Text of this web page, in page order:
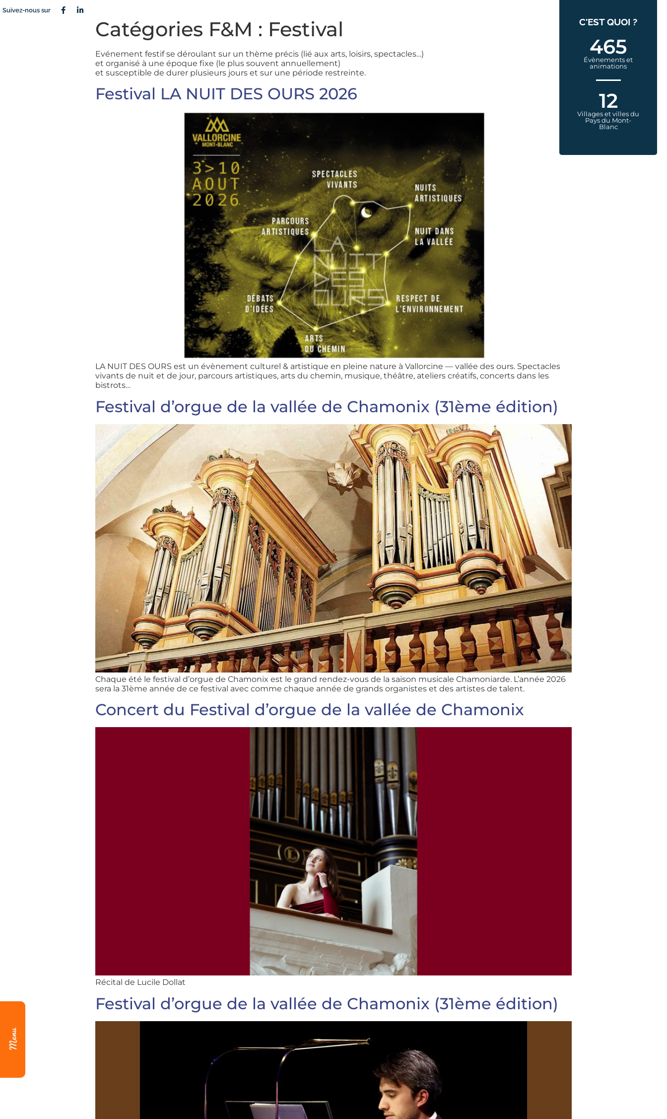
Suivez-nous sur
C'EST QUOI ?
465
Évènements et
animations
12
Villages et villes du
Pays du Mont-
Blanc
Catégories F&M : Festival
Evénement festif se déroulant sur un thème précis (lié aux arts, loisirs, spectacles…)
et organisé à une époque fixe (le plus souvent annuellement)
et susceptible de durer plusieurs jours et sur une période restreinte.
Festival LA NUIT DES OURS 2026
LA NUIT DES OURS est un évènement culturel & artistique en pleine nature à Vallorcine — vallée des ours. Spectacles
vivants de nuit et de jour, parcours artistiques, arts du chemin, musique, théâtre, ateliers créatifs, concerts dans les
bistrots…
Festival d’orgue de la vallée de Chamonix (31ème édition)
Chaque été le festival d’orgue de Chamonix est le grand rendez-vous de la saison musicale Chamoniarde. L’année 2026
sera la 31ème année de ce festival avec comme chaque année de grands organistes et des artistes de talent.
Concert du Festival d’orgue de la vallée de Chamonix
Récital de Lucile Dollat
Festival d’orgue de la vallée de Chamonix (31ème édition)